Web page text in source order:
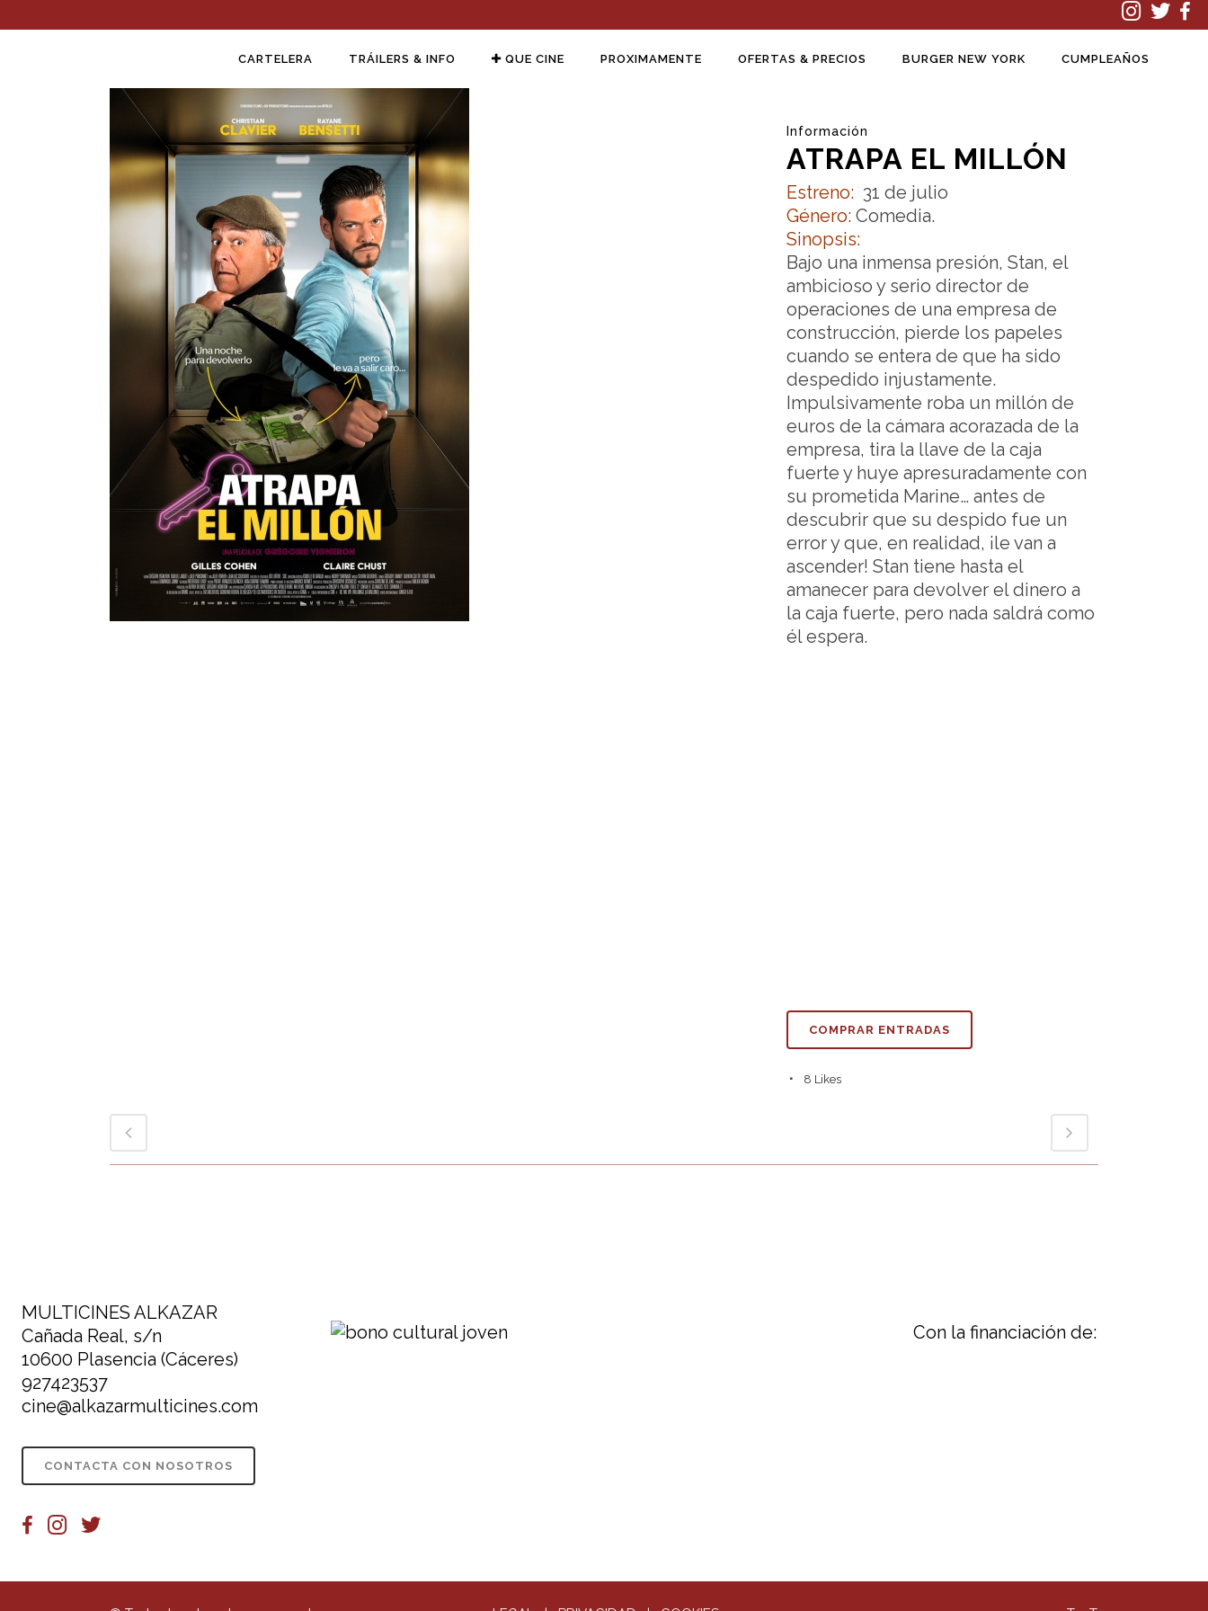
CARTELERA TRÁILERS & INFO QUE CINE PROXIMAMENTE OFERTAS & PRECIOS BURGER NEW YORK CUMPLEAÑOS
Información
ATRAPA EL MILLÓN
Estreno: 31 de julio
Género: Comedia.
Sinopsis:
Bajo una inmensa presión, Stan, el
ambicioso y serio director de
operaciones de una empresa de
construcción, pierde los papeles
cuando se entera de que ha sido
despedido injustamente.
Impulsivamente roba un millón de
euros de la cámara acorazada de la
empresa, tira la llave de la caja
fuerte y huye apresuradamente con
su prometida Marine… antes de
descubrir que su despido fue un
error y que, en realidad, ¡le van a
ascender! Stan tiene hasta el
amanecer para devolver el dinero a
la caja fuerte, pero nada saldrá como
él espera.
COMPRAR ENTRADAS
8 Likes
MULTICINES ALKAZAR
Cañada Real, s/n
10600 Plasencia (Cáceres)
927423537
cine@alkazarmulticines.com
CONTACTA CON NOSOTROS
Con la financiación de: